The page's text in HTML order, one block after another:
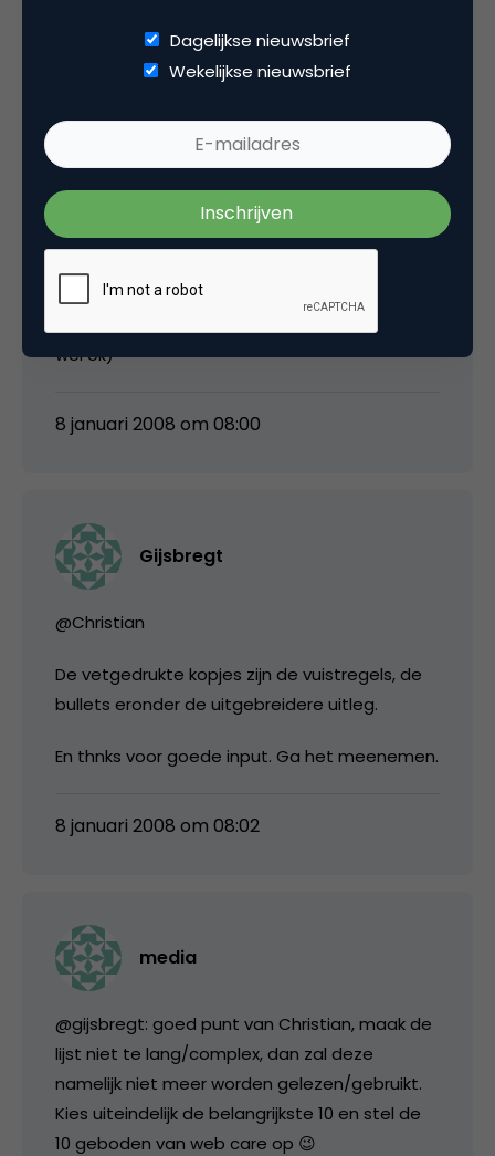
te geven met daarbij de reden.
vuistregels. Ik vind bepaalde punten van een
andere orde van belangrijkheid dan anderen;
“Alles is voor de eeuwigheid en wordt zo
gevonden” dit vind ik een hele belangrijke,
een stuk minder interessant vindt. (de
wel ok)
8 januari 2008 om 08:00
Gijsbregt
@Christian
De vetgedrukte kopjes zijn de vuistregels, de
bullets eronder de uitgebreidere uitleg.
En thnks voor goede input. Ga het meenemen.
8 januari 2008 om 08:02
media
@gijsbregt: goed punt van Christian, maak de
lijst niet te lang/complex, dan zal deze
namelijk niet meer worden gelezen/gebruikt.
Kies uiteindelijk de belangrijkste 10 en stel de
10 geboden van web care op 😉
Dagelijkse nieuwsbrief
Wekelijkse nieuwsbrief